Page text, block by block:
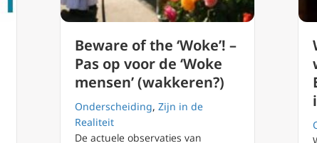
Beware of the ‘Woke’! –
Pas op voor de ‘Woke
mensen’ (wakkeren?)
Onderscheiding, Zijn in de
Realiteit
De actuele observaties van